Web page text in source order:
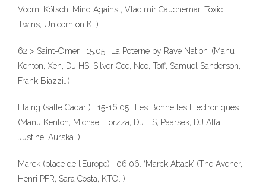
Voorn, Kölsch, Mind Against, Vladimir Cauchemar, Toxic
Twins, Unicorn on K…)
62 > Saint-Omer : 15.05. ‘La Poterne by Rave Nation’ (Manu
Kenton, Xen, DJ HS, Silver Cee, Neo, Toff, Samuel Sanderson,
Frank Biazzi…)
Etaing (salle Cadart) : 15-16.05. ‘Les Bonnettes Electroniques’
(Manu Kenton, Michael Forzza, DJ HS, Paarsek, DJ Alfa,
Justine, Aurska…)
Marck (place de l’Europe) : 06.06. ‘Marck Attack’ (The Avener,
Henri PFR, Sara Costa, KTO…)